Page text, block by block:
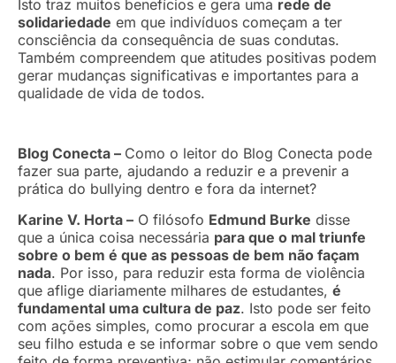
Isto traz muitos benefícios e gera uma rede de
solidariedade em que indivíduos começam a ter
consciência da consequência de suas condutas.
Também compreendem que atitudes positivas podem
gerar mudanças significativas e importantes para a
qualidade de vida de todos.
Blog Conecta – Como o leitor do Blog Conecta pode
fazer sua parte, ajudando a reduzir e a prevenir a
prática do bullying dentro e fora da internet?
Karine V. Horta – O filósofo Edmund Burke disse
que a única coisa necessária para que o mal triunfe
sobre o bem é que as pessoas de bem não façam
nada. Por isso, para reduzir esta forma de violência
que aflige diariamente milhares de estudantes, é
fundamental uma cultura de paz. Isto pode ser feito
com ações simples, como procurar a escola em que
seu filho estuda e se informar sobre o que vem sendo